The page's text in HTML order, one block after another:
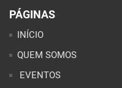
PÁGINAS
INÍCIO
QUEM SOMOS
EVENTOS